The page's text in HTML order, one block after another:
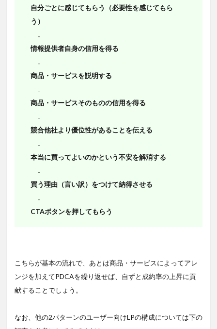
自分ごとに感じてもらう（必要性を感じてもら
う）
↓
情報提供者自身の信用を得る
↓
商品・サービスを説明する
↓
商品・サービスそのものの信用を得る
↓
競合他社より優位性があることを伝える
↓
本当に買ってよいのかという不安を解消する
↓
買う理由（言い訳）をつけて納得させる
↓
CTAボタンを押してもらう
こちらが基本の流れで、あとは商品・サービスによってアレ
ンジを加えてPDCAを繰り返せば、自ずと成約率の上昇に貢
献することでしょう。
なお、他の2パターンのユーザー向けLPの構成については下の